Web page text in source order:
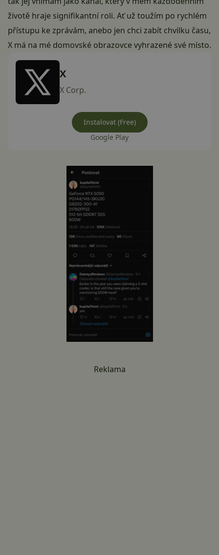
životě hraje signifikantní roli. Ať už toužím po rychlém
přístupu ke zprávám, anebo jen chci zabít chvilku času,
X má na mé domovské obrazovce vyhrazené své místo.
X
X Corp.
Instalovat (Free)
Google Play
Reklama